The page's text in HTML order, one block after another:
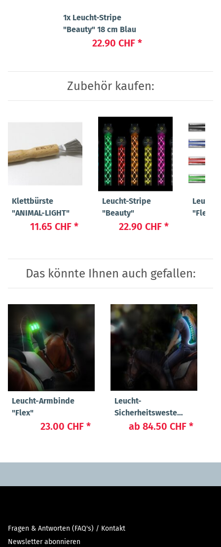
1x Leucht-Stripe
"Beauty" 18 cm Blau
22.90 CHF *
Zubehör kaufen:
Klettbürste
"ANIMAL-LIGHT"
11.65 CHF *
Leucht-Stripe
"Beauty"
22.90 CHF *
"Flex"
Das könnte Ihnen auch gefallen:
Leucht-Armbinde
"Flex"
23.00 CHF *
Leucht-
Sicherheitsweste
"Flex"
ab 84.50 CHF *
Fragen & Antworten (FAQ's) / Kontakt
Newsletter abonnieren